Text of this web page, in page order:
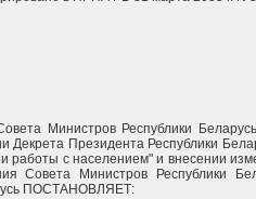
Министров Республики
Декрета Президента Республики
работы с населением" и внесении
Совета Министров Республики
ПОСТАНОВЛЯЕТ: